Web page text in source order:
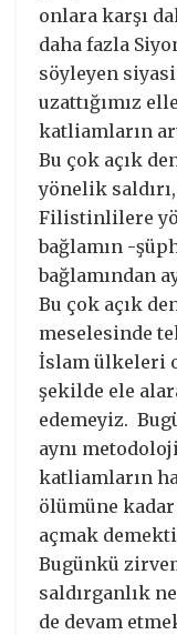
onlara karşı
daha fazla
söyleyen
uzattığımız
katliamların
Bu çok açık
yönelik
Filistinlilere
bağlamın -
bağlamından
Bu çok açık
meselesinde
İslam ülkeleri
şekilde ele
edemeyiz.
aynı
katliamların
ölümüne
açmak
Bugünkü
saldırganlık
de devam